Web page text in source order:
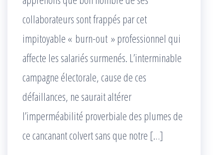
collaborateurs sont frappés par cet
impitoyable « burn-out » professionnel qui
affecte les salariés surmenés. L’interminable
campagne électorale, cause de ces
défaillances, ne saurait altérer
l’imperméabilité proverbiale des plumes de
ce cancanant colvert sans que notre […]